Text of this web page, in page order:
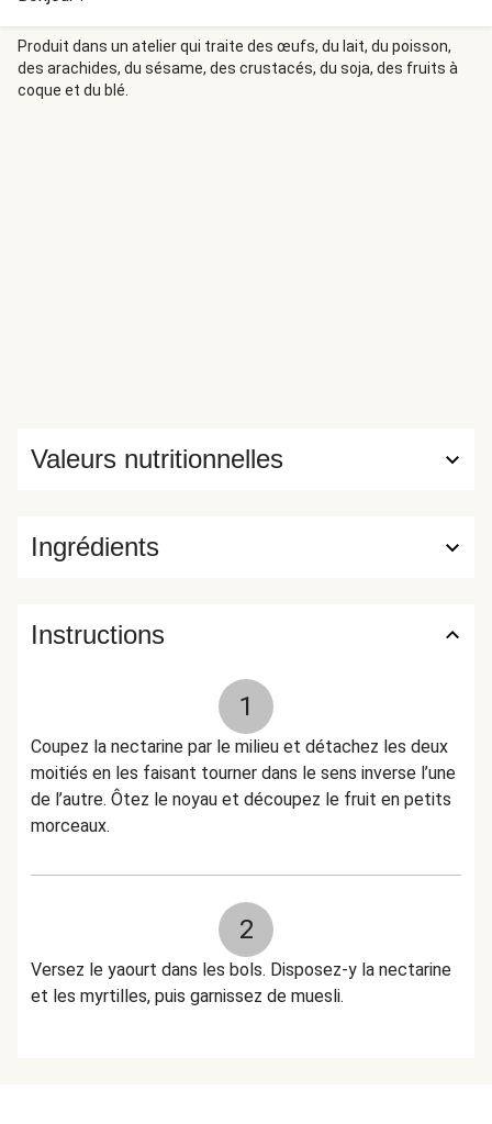
Produit dans un atelier qui traite des œufs, du lait, du poisson,
des arachides, du sésame, des crustacés, du soja, des fruits à
coque et du blé.
Ingrédients
Valeurs nutritionnelles
Instructions
1
Coupez la nectarine par le milieu et détachez les deux
moitiés en les faisant tourner dans le sens inverse l’une
de l’autre. Ôtez le noyau et découpez le fruit en petits
morceaux.
2
Versez le yaourt dans les bols. Disposez-y la nectarine
et les myrtilles, puis garnissez de muesli.